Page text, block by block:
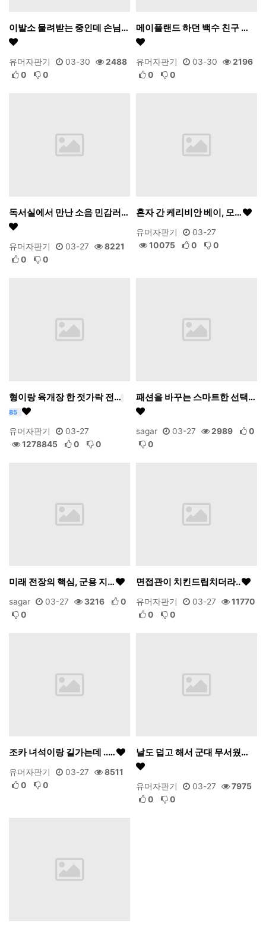
이발소 물려받는 중인데 손님…
유머자판기 03-30
2488
0
0
메이플랜드 하던 백수 친구 …
유머자판기 03-30
2196
0
0
독서실에서 만난 소음 민감러…
유머자판기 03-27
8221
0
0
혼자 간 케리비안 베이, 모…
유머자판기
03-27
10075
0 0
형이랑 육개장 한 젓가락 전…
85
유머자판기
03-27
1278845
0 0
패션을 바꾸는 스마트한 선택…
sagar 03-27 2989
0
0
미래 전장의 핵심, 군용 지…
sagar 03-27 3216
0
0
면접관이 치킨드립치더라..
유머자판기 03-27
11770
0
0
조카 녀석이랑 길가는데 ..…
유머자판기 03-27
8511
0
0
날도 덥고 해서 군대 무서웠…
유머자판기 03-27
7975
0
0